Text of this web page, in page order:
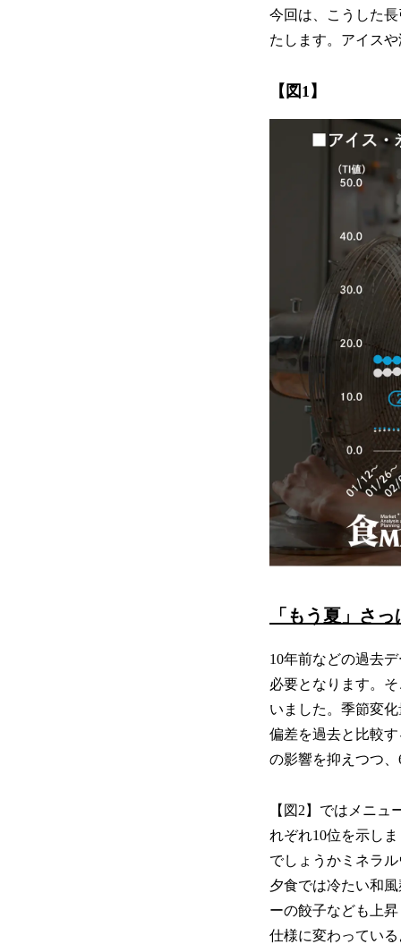
今回は、こうした
たします。アイス
【図1】
「もう夏」さ
10年前などの過去
必要となります。
いました。季節変
偏差を過去と比較
の影響を抑えつつ
【図2】ではメニ
れぞれ10位を示し
でしょうかミネラ
夕食では冷たい和
ーの餃子なども上
仕様に変わってい